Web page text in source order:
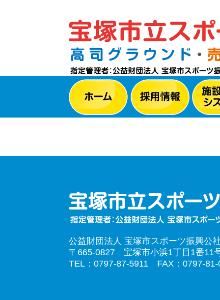
公益財団法人 宝塚市スポーツ振興公
〒665-0827 宝塚市小浜1丁目1番11
TEL：0797-87-5911 FAX：0797-81-